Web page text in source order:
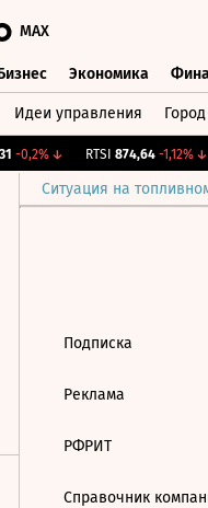
MAX
Экономика
Идеи управления Город
-0,2%↓ RTSI 874,64 -1,12%↓
Ситуация на
Подписка
Реклама
РФРИТ
Справочник